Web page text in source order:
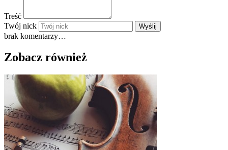
Treść
Twój nick
Wyślij
brak komentarzy…
Zobacz również